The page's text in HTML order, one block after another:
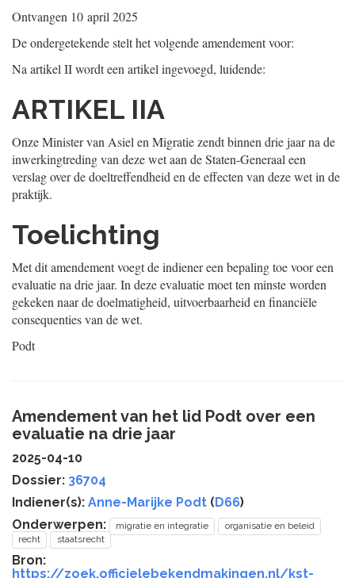
Ontvangen 10 april 2025
De ondergetekende stelt het volgende amendement voor:
Na artikel II wordt een artikel ingevoegd, luidende:
ARTIKEL IIA
Onze Minister van Asiel en Migratie zendt binnen drie jaar na de
inwerkingtreding van deze wet aan de Staten-Generaal een
verslag over de doeltreffendheid en de effecten van deze wet in de
praktijk.
Toelichting
Met dit amendement voegt de indiener een bepaling toe voor een
evaluatie na drie jaar. In deze evaluatie moet ten minste worden
gekeken naar de doelmatigheid, uitvoerbaarheid en financiële
consequenties van de wet.
Podt
Amendement van het lid Podt over een
evaluatie na drie jaar
2025-04-10
Dossier: 36704
Indiener(s): Anne-Marijke Podt (D66)
Onderwerpen:
migratie en integratie
organisatie en beleid
recht
staatsrecht
Bron:
https://zoek.officielebekendmakingen.nl/kst-